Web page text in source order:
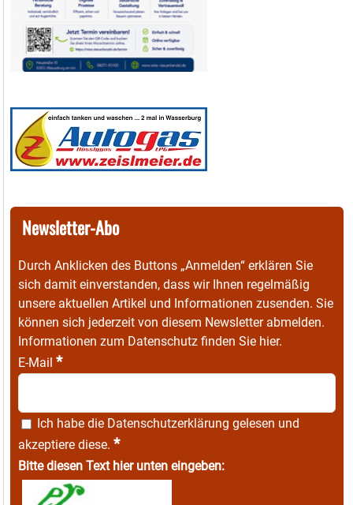
Newsletter-Abo
Durch Anklicken des Buttons „Anmelden“ erklären Sie
sich damit einverstanden, dass wir Ihnen regelmäßig
unsere aktuellen Artikel und Informationen zusenden. Sie
können sich jederzeit von diesem Newsletter abmelden.
Informationen zum Datenschutz finden Sie hier.
E-Mail *
Ich habe die Datenschutzerklärung gelesen und
akzeptiere diese. *
Bitte diesen Text hier unten eingeben: